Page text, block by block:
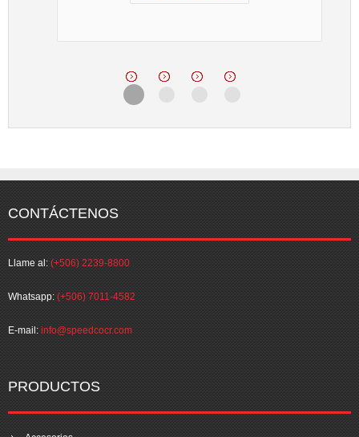
CONTÁCTENOS
Llame al: (+506) 2239-8800
Whatsapp: (+506) 7011-4582
E-mail: info@speedcocr.com
PRODUCTOS